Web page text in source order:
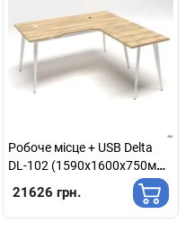
Робоче місце + USB Delta
DL-102 (1590х1600х750мм)
Блеквуд Ячмінний / Каркас
білий
21626 грн.